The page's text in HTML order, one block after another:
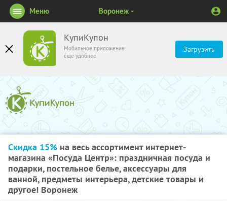
КупиКупон
Мобильное приложение
ещё удобнее
Загрузить
Меню Воронеж
Скидка 15% на весь ассортимент интернет-
магазина «Посуда Центр»: праздничная посуда и
подарки, постельное белье, аксессуары для
ванной, предметы интерьера, детские товары и
другое! Воронеж